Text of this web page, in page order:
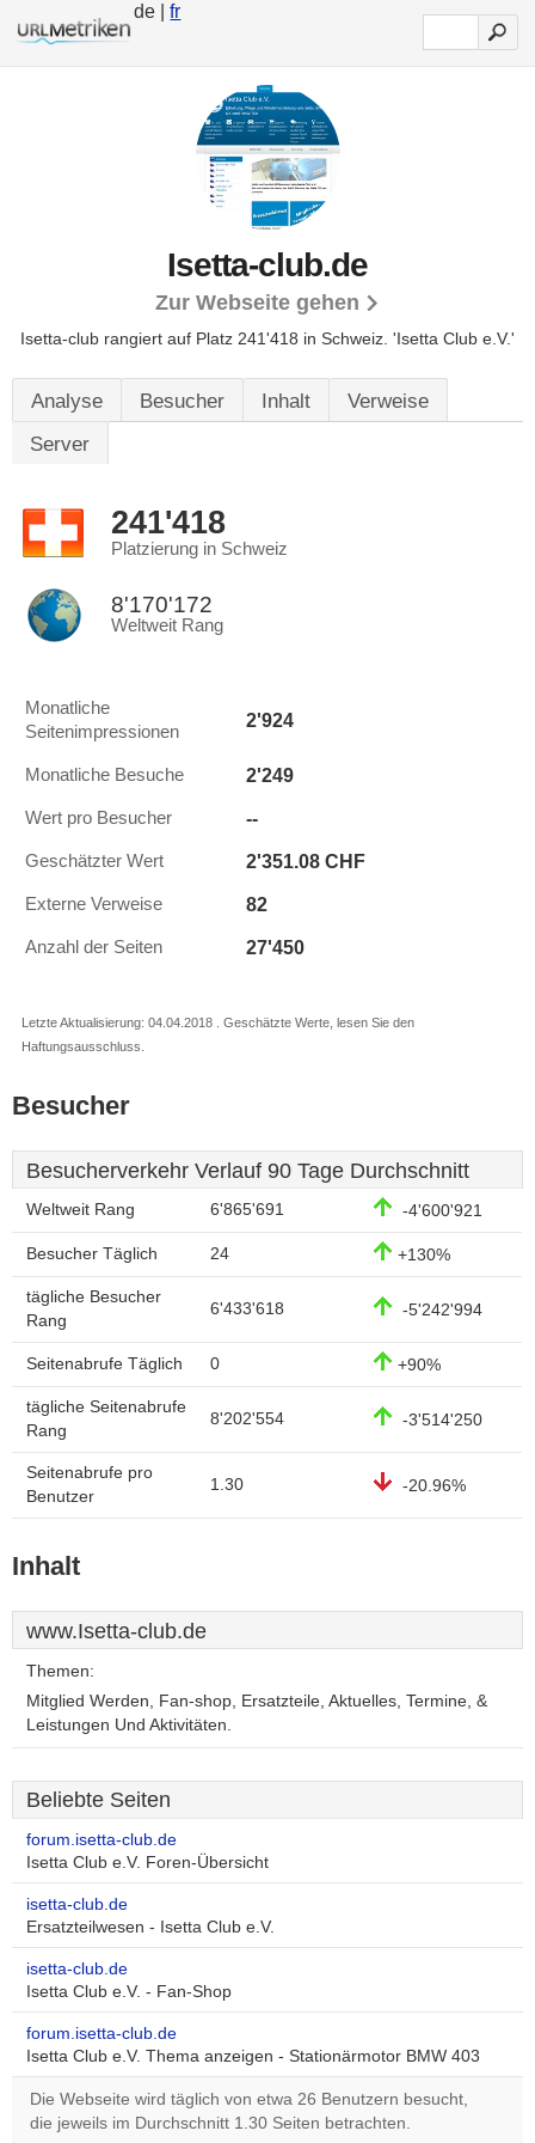
de |fr
Isetta-club.de
Zur Webseite gehen
Isetta-club rangiert auf Platz 241'418 in Schweiz. 'Isetta Club e.V.'
Analyse Besucher Inhalt
Verweise
Server
241'418
Platzierung in Schweiz
8'170'172
Weltweit Rang
Monatliche
Seitenimpressionen
2'924
Monatliche Besuche 2'249
Wert pro Besucher --
Geschätzter Wert 2'351.08 CHF
Externe Verweise 82
Anzahl der Seiten 27'450
Letzte Aktualisierung: 04.04.2018 . Geschätzte Werte, lesen Sie den
Haftungsausschluss.
Besucher
Besucherverkehr Verlauf 90 Tage Durchschnitt
Weltweit Rang 6'865'691 -4'600'921
Besucher Täglich 24 +130%
tägliche Besucher
Rang
6'433'618 -5'242'994
Seitenabrufe Täglich 0 +90%
tägliche Seitenabrufe
Rang
8'202'554 -3'514'250
Seitenabrufe pro
Benutzer
1.30 -20.96%
Inhalt
www.Isetta-club.de
Themen:
Mitglied Werden, Fan-shop, Ersatzteile, Aktuelles, Termine, &
Leistungen Und Aktivitäten.
Beliebte Seiten
forum.isetta-club.de
Isetta Club e.V. Foren-Übersicht
isetta-club.de
Ersatzteilwesen - Isetta Club e.V.
isetta-club.de
Isetta Club e.V. - Fan-Shop
forum.isetta-club.de
Isetta Club e.V. Thema anzeigen - Stationärmotor BMW 403
Die Webseite wird täglich von etwa 26 Benutzern besucht,
die jeweils im Durchschnitt 1.30 Seiten betrachten.